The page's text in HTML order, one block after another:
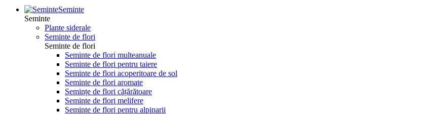
Seminte
Seminte
Plante siderale
Seminte de flori
Seminte de flori
Seminte de flori multeanuale
Seminte de flori pentru taiere
Seminte de flori acoperitoare de sol
Seminte de flori aromate
Semințe de flori cățărătoare
Seminte de flori melifere
Seminte de flori pentru alpinarii